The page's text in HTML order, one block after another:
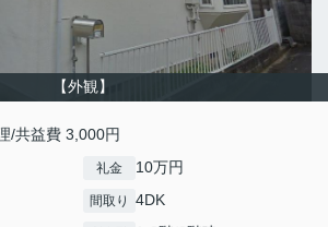
【外観】
共益費 3,000円
礼金 10万円
間取り 4DK